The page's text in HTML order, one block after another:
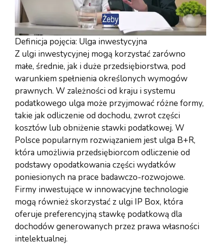
Definicja pojęcia: Ulga inwestycyjna
Z ulgi inwestycyjnej mogą korzystać zarówno
małe, średnie, jak i duże przedsiębiorstwa, pod
warunkiem spełnienia określonych wymogów
prawnych. W zależności od kraju i systemu
podatkowego ulga może przyjmować różne formy,
takie jak odliczenie od dochodu, zwrot części
kosztów lub obniżenie stawki podatkowej. W
Polsce popularnym rozwiązaniem jest ulga B+R,
która umożliwia przedsiębiorcom odliczenie od
podstawy opodatkowania części wydatków
poniesionych na prace badawczo-rozwojowe.
Firmy inwestujące w innowacyjne technologie
mogą również skorzystać z ulgi IP Box, która
oferuje preferencyjną stawkę podatkową dla
dochodów generowanych przez prawa własności
intelektualnej.